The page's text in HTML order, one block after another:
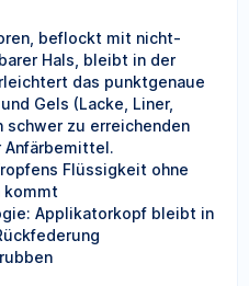
beflockt mit nicht-
Hals, bleibt in der
das punktgenaue
Gels (Lacke, Liner,
zu erreichenden
Anfärbemittel.
Flüssigkeit ohne
kommt
Applikatorkopf bleibt in